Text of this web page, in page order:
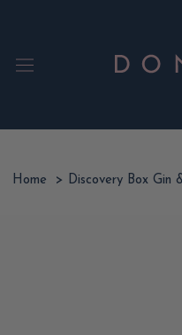
Ga
Home
> Discovery Box Gin